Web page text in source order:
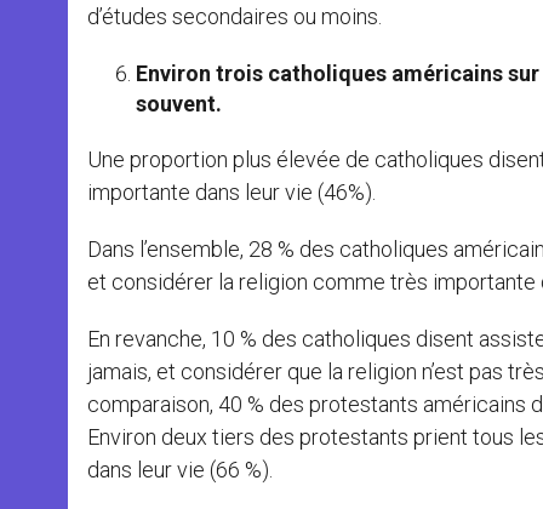
d’études secondaires ou moins.
Environ trois catholiques américains
souvent.
Une proportion plus élevée de catholiques
importante dans leur vie (46%).
Dans l’ensemble, 28 % des catholiques
et considérer la religion comme très importante
En revanche, 10 % des catholiques disent
jamais, et considérer que la religion n’est pas
comparaison, 40 % des protestants américains
Environ deux tiers des protestants prient tous
dans leur vie (66 %).